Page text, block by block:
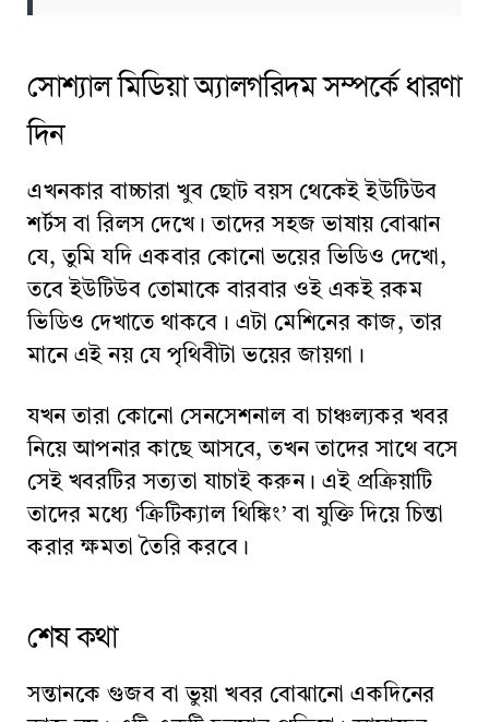
সোশ্যাল মিডিয়া অ্যালগরিদম সম্পর্কে ধারণা
দিন
এখনকার বাচ্চারা খুব ছোট বয়স থেকেই ইউটিউব
শর্টস বা রিলস দেখে। তাদের সহজ ভাষায় বোঝান
যে, তুমি যদি একবার কোনো ভয়ের ভিডিও দেখো,
তবে ইউটিউব তোমাকে বারবার ওই একই রকম
ভিডিও দেখাতে থাকবে। এটা মেশিনের কাজ, তার
মানে এই নয় যে পৃথিবীটা ভয়ের জায়গা।
যখন তারা কোনো সেনসেশনাল বা চাঞ্চল্যকর খবর
নিয়ে আপনার কাছে আসবে, তখন তাদের সাথে বসে
সেই খবরটির সত্যতা যাচাই করুন। এই প্রক্রিয়াটি
তাদের মধ্যে ‘ক্রিটিক্যাল থিঙ্কিং’ বা যুক্তি দিয়ে চিন্তা
করার ক্ষমতা তৈরি করবে।
শেষ কথা
সন্তানকে গুজব বা ভুয়া খবর বোঝানো একদিনের